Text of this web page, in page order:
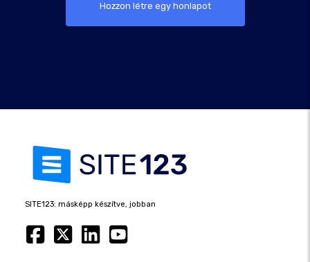
Hozzon létre egy honlapot
SITE123: másképp készítve, jobban